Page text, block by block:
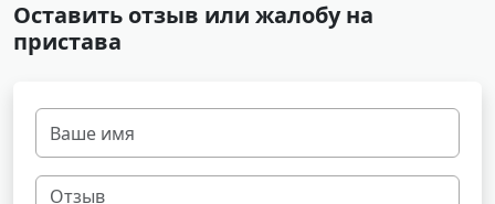
Оставить отзыв или жалобу на
пристава